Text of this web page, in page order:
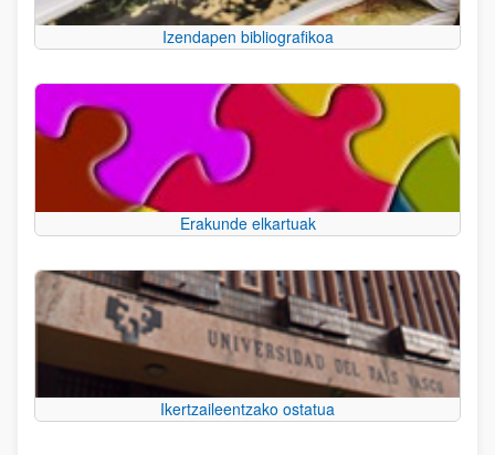
Izendapen bibliografikoa
Erakunde elkartuak
Ikertzaileentzako ostatua